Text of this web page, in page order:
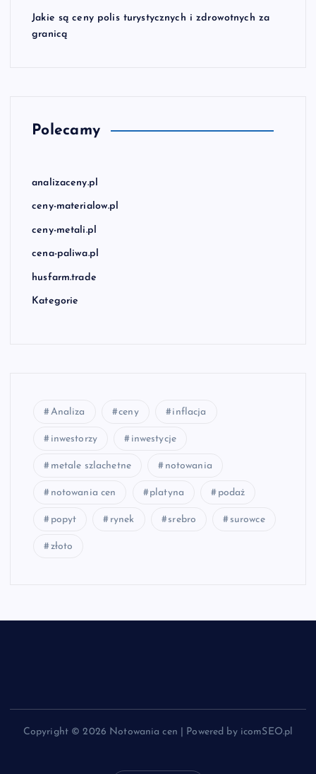
Jakie są ceny polis turystycznych i zdrowotnych za
granicą
Polecamy
analizaceny.pl
ceny-materialow.pl
ceny-metali.pl
cena-paliwa.pl
husfarm.trade
Kategorie
Analiza ceny inflacja
inwestorzy inwestycje
metale szlachetne notowania
notowania cen platyna podaż
popyt rynek srebro surowce
złoto
Copyright © 2026 Notowania cen | Powered by icomSEO.pl